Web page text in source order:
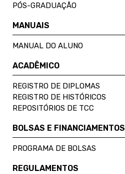
PÓS-GRADUAÇÃO
MANUAIS
MANUAL DO ALUNO
ACADÊMICO
REGISTRO DE DIPLOMAS
REGISTRO DE HISTÓRICOS
REPOSITÓRIOS DE TCC
BOLSAS E FINANCIAMENTOS
PROGRAMA DE BOLSAS
REGULAMENTOS